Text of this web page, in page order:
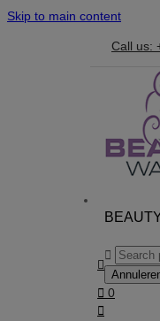
Skip to main content
Call us:


 0
